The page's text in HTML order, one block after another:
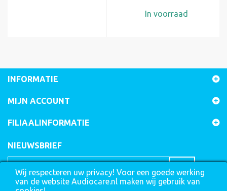
Wij respecteren uw privacy! Voor een goede werking
van de website Audiocare.nl maken wij gebruik van
In voorraad
INFORMATIE
MIJN ACCOUNT
FILIAALINFORMATIE
NIEUWSBRIEF